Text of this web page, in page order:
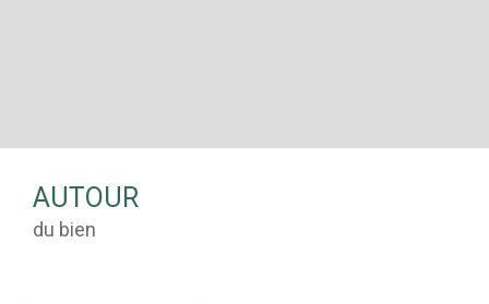
AUTOUR
du bien